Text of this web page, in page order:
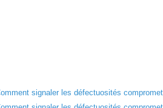
signaler les défectuosités